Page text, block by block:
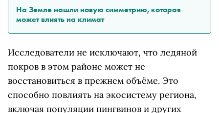
На Земле нашли новую симметрию, которая
может влиять на климат
Исследователи не исключают, что ледяной
покров в этом районе может не
восстановиться в прежнем объёме. Это
способно повлиять на экосистему региона,
включая популяции пингвинов и других